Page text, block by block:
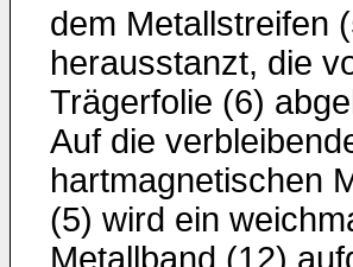
dem Metallstreifen
herausstanzt, die
Trägerfolie (6)
Auf die
hartmagnetischen
(5) wird ein
Metallband (12)